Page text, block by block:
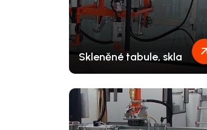
Skleněné tabule, skla